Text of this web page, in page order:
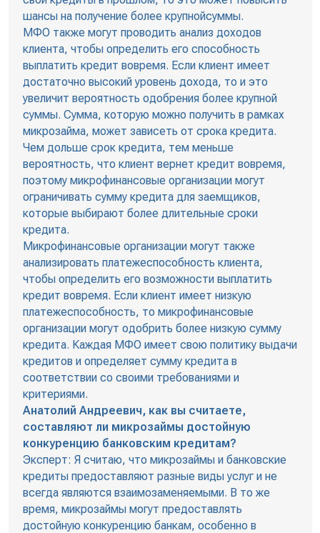
шансы на получение более крупнойсуммы.
МФО также могут проводить анализ доходов
клиента, чтобы определить его способность
выплатить кредит вовремя. Если клиент имеет
достаточно высокий уровень дохода, то и это
увеличит вероятность одобрения более крупной
суммы. Сумма, которую можно получить в рамках
микрозайма, может зависеть от срока кредита.
Чем дольше срок кредита, тем меньше
вероятность, что клиент вернет кредит вовремя,
поэтому микрофинансовые организации могут
ограничивать сумму кредита для заемщиков,
которые выбирают более длительные сроки
кредита.
Микрофинансовые организации могут также
анализировать платежеспособность клиента,
чтобы определить его возможности выплатить
кредит вовремя. Если клиент имеет низкую
платежеспособность, то микрофинансовые
организации могут одобрить более низкую сумму
кредита. Каждая МФО имеет свою политику выдачи
кредитов и определяет сумму кредита в
соответствии со своими требованиями и
критериями.
Анатолий Андреевич, как вы считаете,
составляют ли микрозаймы достойную
конкуренцию банковским кредитам?
Эксперт: Я считаю, что микрозаймы и банковские
кредиты предоставляют разные виды услуг и не
всегда являются взаимозаменяемыми. В то же
время, микрозаймы могут предоставлять
достойную конкуренцию банкам, особенно в